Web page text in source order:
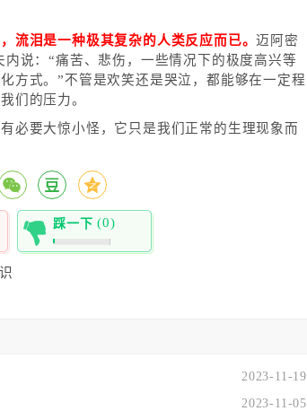
流泪是一种极其复杂的人类反应而已。迈阿密
说：“痛苦、悲伤，一些情况下的极度高兴等
方式。”不管是欢笑还是哭泣，都能够在一定程
们的压力。
必要大惊小怪，它只是我们正常的生理现象而
踩一下 (0)
0%
2023-11-19
2023-11-05